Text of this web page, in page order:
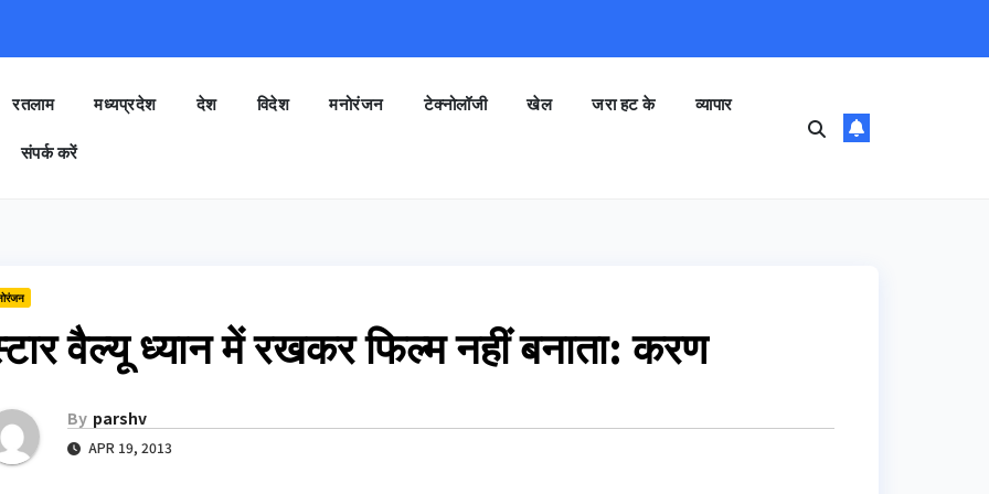
रतलाम मध्यप्रदेश देश विदेश मनोरंजन टेक्नोलॉजी खेल जरा हट के व्यापार
संपर्क करें
वैल्यू ध्यान में रखकर फिल्म नहीं बनाता: करण
By parshv
APR 19, 2013